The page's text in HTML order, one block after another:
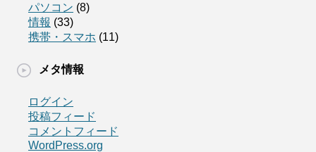
パソコン (8)
情報 (33)
携帯・スマホ (11)
メタ情報
ログイン
投稿フィード
コメントフィード
WordPress.org